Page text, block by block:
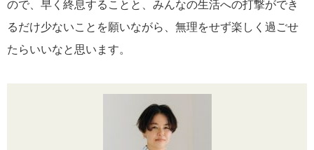
ので、早く終息することと、みんなの生活への打撃ができ
るだけ少ないことを願いながら、無理をせず楽しく過ごせ
たらいいなと思います。